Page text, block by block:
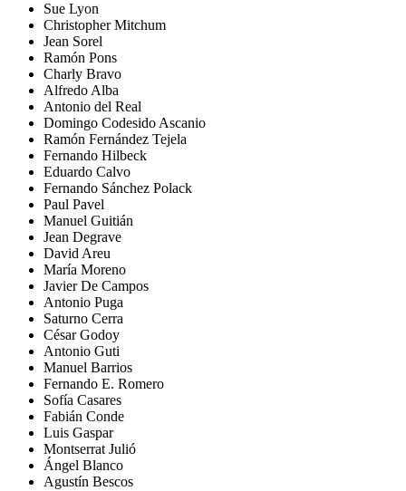
Sue Lyon
Christopher Mitchum
Jean Sorel
Ramón Pons
Charly Bravo
Alfredo Alba
Antonio del Real
Domingo Codesido Ascanio
Ramón Fernández Tejela
Fernando Hilbeck
Eduardo Calvo
Fernando Sánchez Polack
Paul Pavel
Manuel Guitián
Jean Degrave
David Areu
María Moreno
Javier De Campos
Antonio Puga
Saturno Cerra
César Godoy
Antonio Guti
Manuel Barrios
Fernando E. Romero
Sofía Casares
Fabián Conde
Luis Gaspar
Montserrat Julió
Ángel Blanco
Agustín Bescos